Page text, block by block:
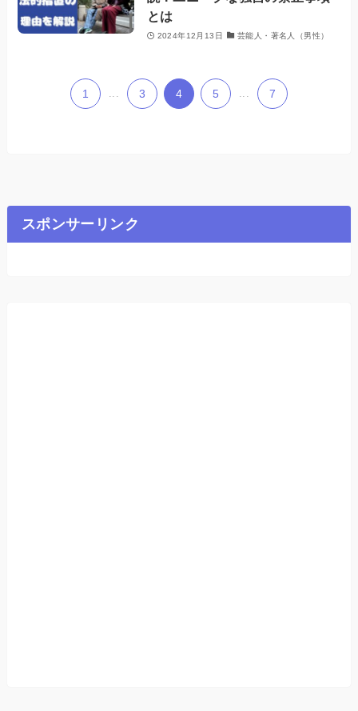
とは
2024年12月13日 芸能人・著名人（男性）
1 3 4 5 7
スポンサーリンク